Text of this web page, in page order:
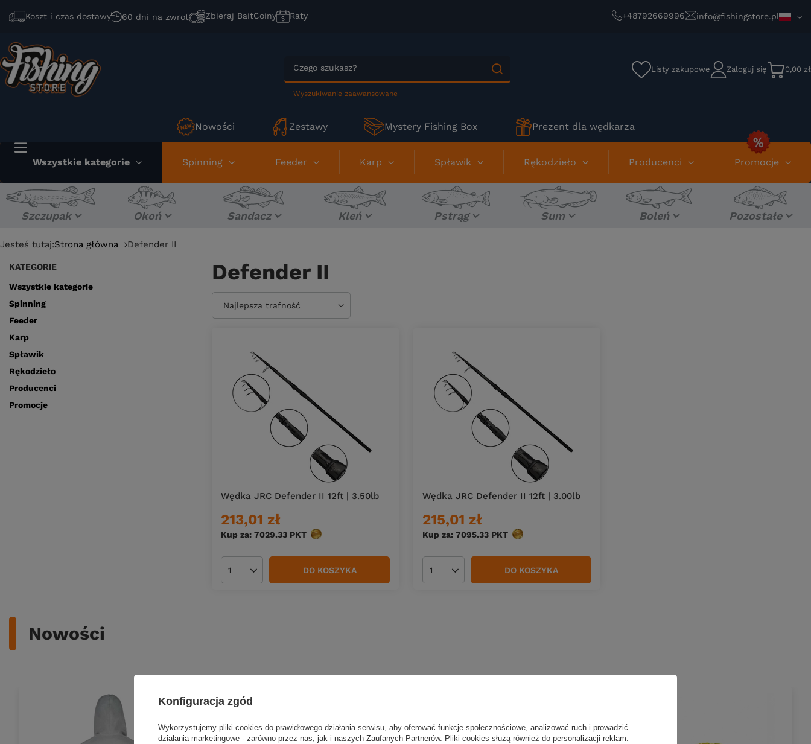
Koszt i czas dostawy 60 dni na zwrot Zbieraj BaitCoiny Raty +48792669996 info@fishingstore.pl
Wyszukiwanie zaawansowane
Listy zakupowe Zaloguj się 0,00 zł
Nowości Zestawy Mystery Fishing Box Prezent dla wędkarza
Wszystkie kategorie Spinning Feeder Karp Spławik Rękodzieło Producenci Promocje
Szczupak Okoń Sandacz Kleń Pstrąg Sum Boleń Pozostałe
Jesteś tutaj:Strona główna Defender II
KATEGORIE
Wszystkie kategorie
Spinning
Feeder
Karp
Spławik
Rękodzieło
Producenci
Promocje
Defender II
Zmień sortowanie
Najlepsza trafność
Wędka JRC Defender II 12ft | 3.50lb
213,01 zł
Kup za: 7029.33 PKT punktów
Ilość produktów DO KOSZYKA
Wędka JRC Defender II 12ft | 3.00lb
215,01 zł
Kup za: 7095.33 PKT punktów
Ilość produktów DO KOSZYKA
Nowości
Konfiguracja zgód
Wykorzystujemy pliki cookies do prawidłowego działania serwisu, aby oferować funkcje społecznościowe, analizować ruch i prowadzić
działania marketingowe - zarówno przez nas, jak i naszych Zaufanych Partnerów. Pliki cookies służą również do personalizacji reklam.